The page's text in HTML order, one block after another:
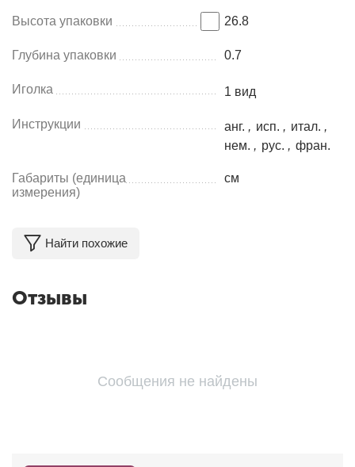
Высота упаковки 26.8
Глубина упаковки 0.7
Иголка 1 вид
Инструкции анг. , исп. , итал. ,
нем. , рус. , фран.
Габариты (единица
измерения)
см
Найти похожие
Отзывы
Сообщения не найдены